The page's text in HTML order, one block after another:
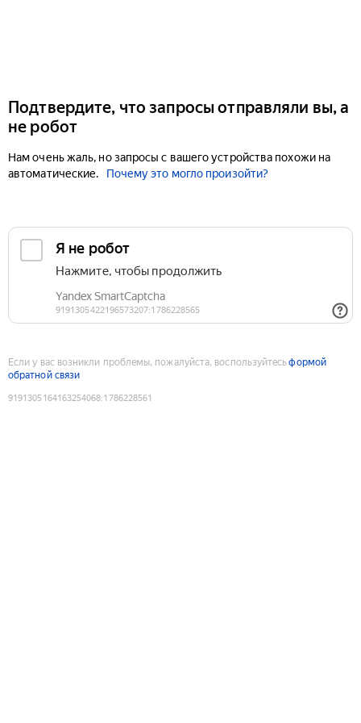
Подтвердите, что запросы отправляли вы, а
не робот
Нам очень жаль, но запросы с вашего устройства похожи на
автоматические.
Почему это могло произойти?
Если у вас возникли проблемы, пожалуйста, воспользуйтесьформой
обратной связи
9191305164163254068:1786228561